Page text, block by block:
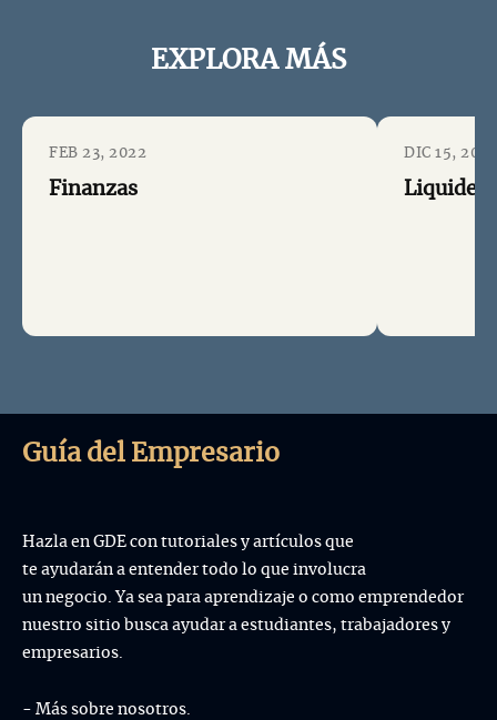
EXPLORA MÁS
FEB 23, 2022
Finanzas
DIC 15, 2021
Liquidez
Guía del Empresario
Hazla en GDE con tutoriales y artículos que
te ayudarán a entender todo lo que involucra
un negocio. Ya sea para aprendizaje o como emprendedor
nuestro sitio busca ayudar a estudiantes, trabajadores y
empresarios.
- Más sobre nosotros.